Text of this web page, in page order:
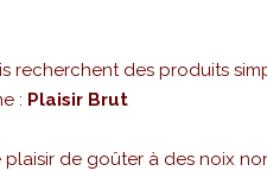
recherchent des produits
: Plaisir Brut
plaisir de goûter à des noix